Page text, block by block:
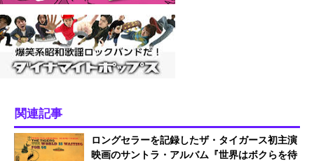
関連記事
ロングセラーを記録したザ・タイガース初主演
映画のサントラ・アルバム『世界はボクらを待